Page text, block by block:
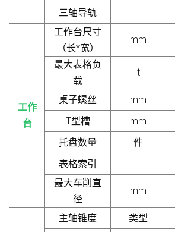
三轴导轨
工作
台
工作台尺寸
（长*宽）
mm
最大表格负
载
t
桌子螺丝
mm
T型槽
mm
托盘数量
件
表格索引
最大车削直
径
mm
主轴锥度 类型